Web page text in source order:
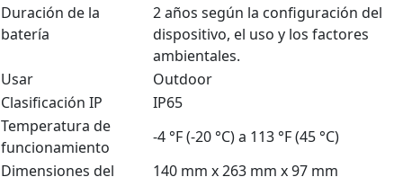
Duración de la
batería
2 años según la configuración del
dispositivo, el uso y los factores
ambientales.
Usar
Outdoor
Clasificación IP
IP65
Temperatura de
funcionamiento
-4 °F (-20 °C) a 113 °F (45 °C)
Dimensiones del
140 mm x 263 mm x 97 mm